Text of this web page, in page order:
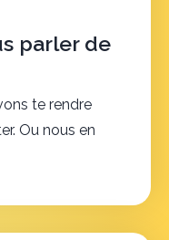
parler de
te rendre
Ou nous en